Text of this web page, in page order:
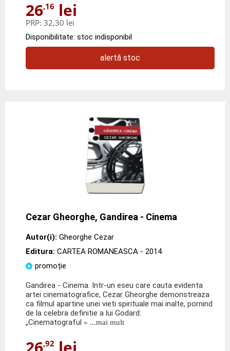
26,16 lei
PRP: 32,30 lei
Disponibilitate: stoc indisponibil
alertă stoc
Cezar Gheorghe, Gandirea - Cinema
Autor(i): Gheorghe Cezar
Editura: CARTEA ROMANEASCA - 2014
promoție
Gandirea - Cinema. Intr-un eseu care cauta evidenta
artei cinematografice, Cezar Gheorghe demonstreaza
ca filmul apartine unei vieti spirituale mai inalte, pornind
de la celebra definitie a lui Godard:
„Cinematograful » ...mai mult
,92